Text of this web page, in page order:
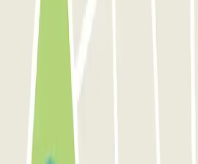
vicino al Pirellone
Parcheggio Piazzale Roma Venezia
Milano
Terminal 1 Parcheggio Malpensa